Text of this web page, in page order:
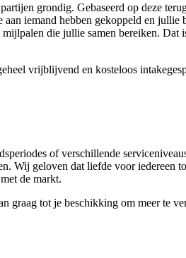
grondig. Gebaseerd op deze
iemand hebben gekoppeld en
die jullie samen bereiken.
vrijblijvend en kosteloos
of verschillende
Wij geloven dat liefde voor
de markt.
graag tot je beschikking om meer te